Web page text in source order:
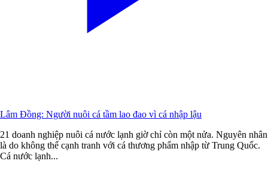
Lâm Đồng: Người nuôi cá tầm lao đao vì cá nhập lậu
21 doanh nghiệp nuôi cá nước lạnh giờ chỉ còn một nửa. Nguyên nhân
là do không thể cạnh tranh với cá thương phẩm nhập từ Trung Quốc.
Cá nước lạnh...